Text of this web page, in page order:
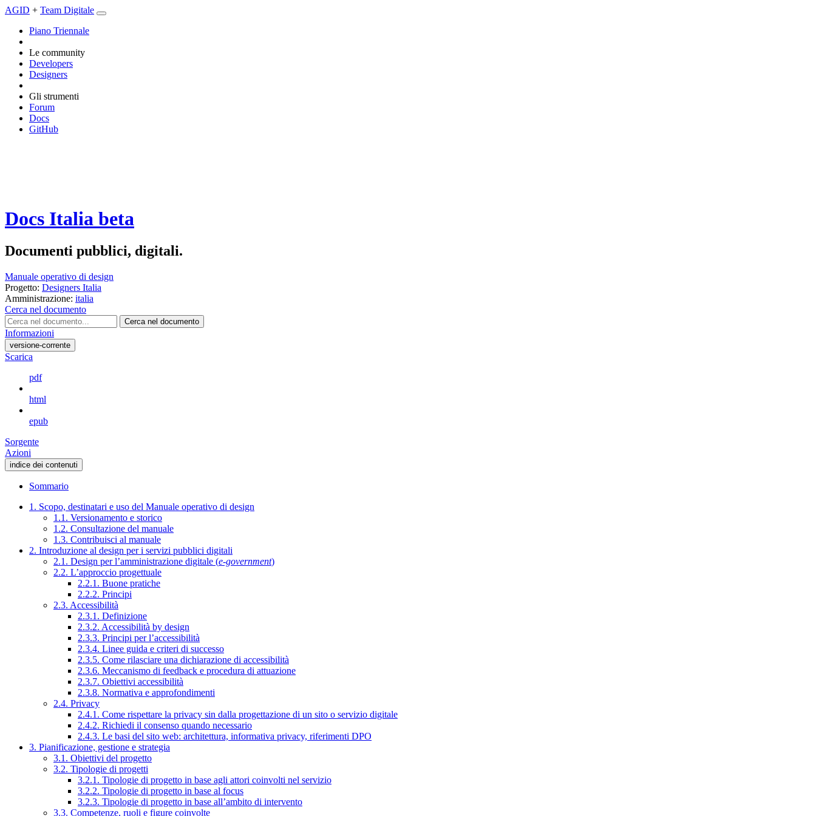
AGID + Team Digitale
Piano Triennale
Le community
Developers
Designers
Gli strumenti
Forum
Docs
GitHub
Docs Italia beta
Documenti pubblici, digitali.
Manuale operativo di design
Progetto: Designers Italia
Amministrazione: italia
Cerca nel documento
Cerca nel documento
Informazioni
versione-corrente
Scarica
pdf
html
epub
Sorgente
Azioni
indice dei contenuti
Sommario
1. Scopo, destinatari e uso del Manuale operativo di design
1.1. Versionamento e storico
1.2. Consultazione del manuale
1.3. Contribuisci al manuale
2. Introduzione al design per i servizi pubblici digitali
2.1. Design per l’amministrazione digitale (e-government)
2.2. L’approccio progettuale
2.2.1. Buone pratiche
2.2.2. Principi
2.3. Accessibilità
2.3.1. Definizione
2.3.2. Accessibilità by design
2.3.3. Principi per l’accessibilità
2.3.4. Linee guida e criteri di successo
2.3.5. Come rilasciare una dichiarazione di accessibilità
2.3.6. Meccanismo di feedback e procedura di attuazione
2.3.7. Obiettivi accessibilità
2.3.8. Normativa e approfondimenti
2.4. Privacy
2.4.1. Come rispettare la privacy sin dalla progettazione di un sito o servizio digitale
2.4.2. Richiedi il consenso quando necessario
2.4.3. Le basi del sito web: architettura, informativa privacy, riferimenti DPO
3. Pianificazione, gestione e strategia
3.1. Obiettivi del progetto
3.2. Tipologie di progetti
3.2.1. Tipologie di progetto in base agli attori coinvolti nel servizio
3.2.2. Tipologie di progetto in base al focus
3.2.3. Tipologie di progetto in base all’ambito di intervento
3.3. Competenze, ruoli e figure coinvolte